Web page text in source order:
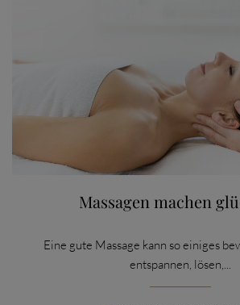
Massagen machen
Eine gute Massage kann so einiges
entspannen, lösen,...